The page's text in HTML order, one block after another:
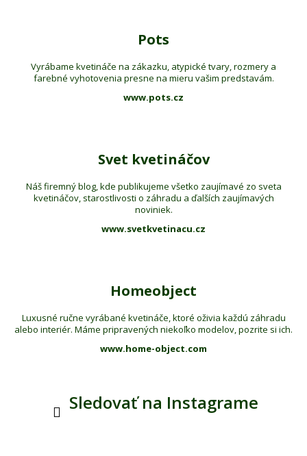
Pots
Vyrábame kvetináče na zákazku, atypické tvary, rozmery a
farebné vyhotovenia presne na mieru vašim predstavám.
www.pots.cz
Svet kvetináčov
Náš firemný blog, kde publikujeme všetko zaujímavé zo sveta
kvetináčov, starostlivosti o záhradu a ďalších zaujímavých
noviniek.
www.svetkvetinacu.cz
Homeobject
Luxusné ručne vyrábané kvetináče, ktoré oživia každú záhradu
alebo interiér. Máme pripravených niekoľko modelov, pozrite si ich.
www.home-object.com
Sledovať na Instagrame